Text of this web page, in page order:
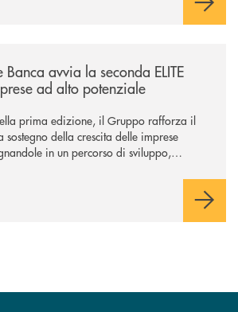
Banca avvia la seconda ELITE
ad alto potenziale
prima edizione, il Gruppo rafforza il
della crescita delle imprese
in un percorso di sviluppo,